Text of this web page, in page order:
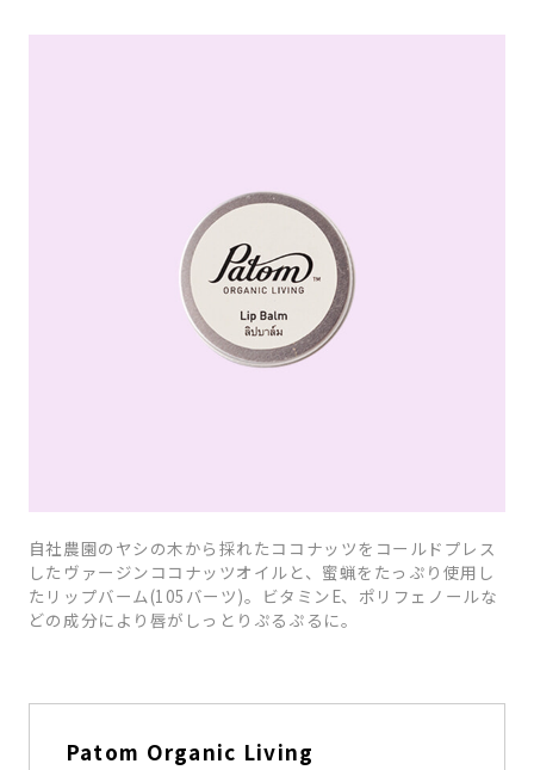
自社農園のヤシの木から採れたココナッツをコールドプレス
したヴァージンココナッツオイルと、蜜蝋をたっぷり使用し
たリップバーム(105バーツ)。ビタミンE、ポリフェノールな
どの成分により唇がしっとりぷるぷるに。
Patom Organic Living